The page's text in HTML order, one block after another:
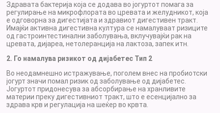
Здравата бактерија која се додава во јогуртот помага за
регулирање на микрофлората во цревата и желудникот, која
е одговорна за дигестијата и здравиот дигестивен тракт.
Имајќи активна дигестивна култура се намалуваат ризиците
oд гастроинтестинални заболувања, вклучувајќи рак на
цревата, дијареа, нетолеранција на лактоза, запек итн.
2. Го намалува ризикот од дијабетес Тип 2
Во неодамнешно истражување, поголем внес на пробиотски
јогурт значи помал ризик од заболување од дијабетес.
Јогуртот придонесува за абсорбирање на хранливите
материи преку дигестивниот тракт, што е есенцијално за
здрава крв и регулација на шеќер во крвта.